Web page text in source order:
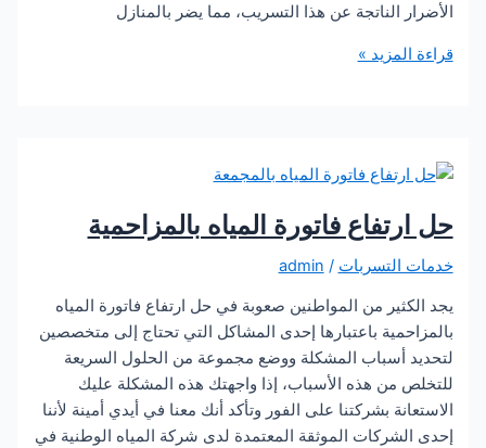
الناتجة عن هذا التسريب، مما يضر بالمنازل
»
فاتورة المياه بالمزاحمية
/
admin
من المواطنين صعوبة في حل ارتفاع فاتورة المياه
باعتبارها إحدى المشاكل التي تحتاج إلى متخصصين
أسباب المشكلة ووضع مجموعة من الحلول السريعة
من هذه الأسباب، إذا واجهتك هذه المشكلة عليك
بشركتنا على الفور وتأكد أنك معنا في أيدي أمينة لأننا
الموثقة المعتمدة لدى شركة المياه الوطنية في